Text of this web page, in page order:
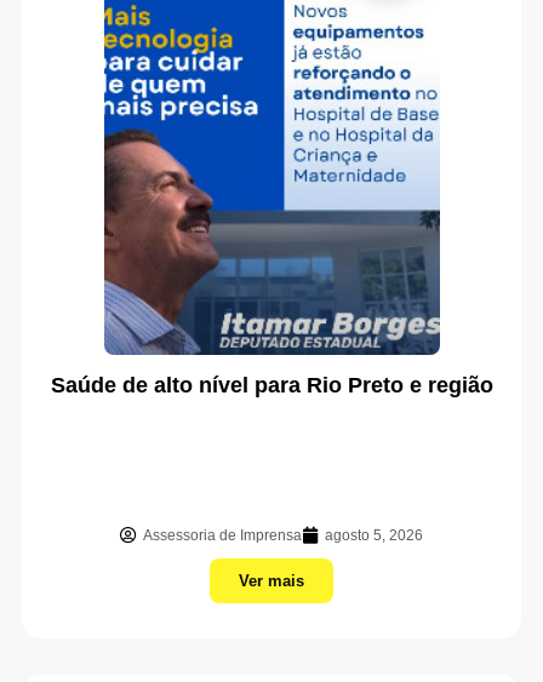
Saúde de alto nível para Rio Preto e região
Assessoria de Imprensa agosto 5, 2026
Ver mais